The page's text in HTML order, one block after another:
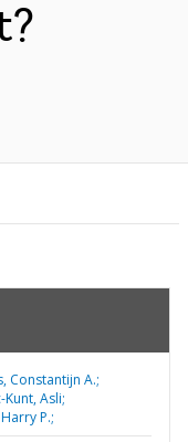
Constantijn A.;
Asli;
P.;